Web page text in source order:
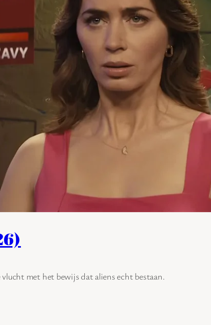
met het bewijs dat aliens echt bestaan.